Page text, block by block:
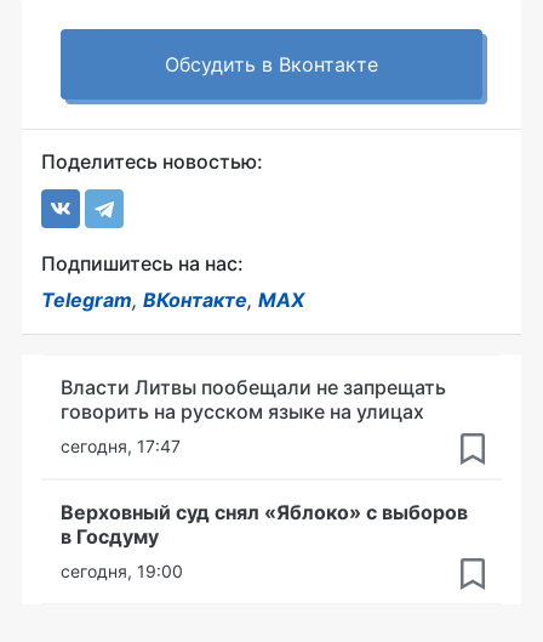
Обсудить в Вконтакте
Поделитесь новостью:
Подпишитесь на нас:
Telegram, ВКонтакте, MAX
Власти Литвы пообещали не запрещать
говорить на русском языке на улицах
сегодня, 17:47
Верховный суд снял «Яблоко» с выборов
в Госдуму
сегодня, 19:00